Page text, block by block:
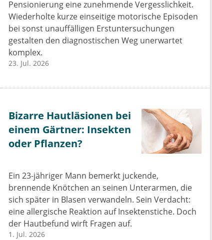
Pensionierung eine zunehmende Vergesslichkeit.
Wiederholte kurze einseitige motorische Episoden
bei sonst unauffälligen Erstuntersuchungen
gestalten den diagnostischen Weg unerwartet
komplex.
23. Jul. 2026
Bizarre Hautläsionen bei
einem Gärtner: Insekten
oder Pflanzen?
Ein 23-jähriger Mann bemerkt juckende,
brennende Knötchen an seinen Unterarmen, die
sich später in Blasen verwandeln. Sein Verdacht:
eine allergische Reaktion auf Insektenstiche. Doch
der Hautbefund wirft Fragen auf.
1. Jul. 2026